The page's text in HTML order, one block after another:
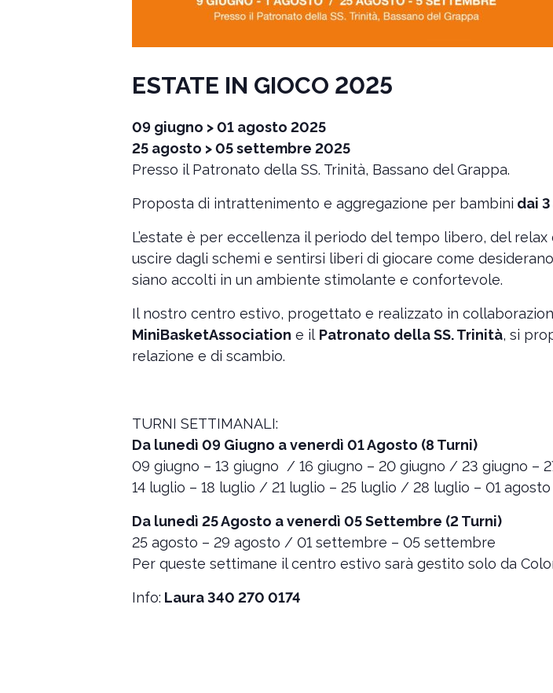
ESTATE IN GIOCO 2025
09 giugno > 01 agosto 2025
25 agosto > 05 settembre 2025
Presso il Patronato della SS. Trinità, Bassano del Grappa.
Proposta di intrattenimento e aggregazione per bambini dai 3
L’estate è per eccellenza il periodo del tempo libero, del
uscire dagli schemi e sentirsi liberi di giocare come
siano accolti in un ambiente stimolante e confortevole.
Il nostro centro estivo, progettato e realizzato in
MiniBasketAssociation e il Patronato della SS. Trinità, si
relazione e di scambio.
TURNI SETTIMANALI:
Da lunedì 09 Giugno a venerdì 01 Agosto (8 Turni)
09 giugno – 13 giugno / 16 giugno – 20 giugno / 23 giugno –
14 luglio – 18 luglio / 21 luglio – 25 luglio / 28 luglio – 01 agosto
Da lunedì 25 Agosto a venerdì 05 Settembre (2 Turni)
25 agosto – 29 agosto / 01 settembre – 05 settembre
Per queste settimane il centro estivo sarà gestito solo da
Info: Laura 340 270 0174